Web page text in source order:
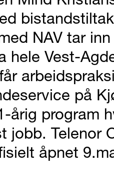
NAV tar inn
hele Vest-
på
årig program
jobb. Telenor
åpnet